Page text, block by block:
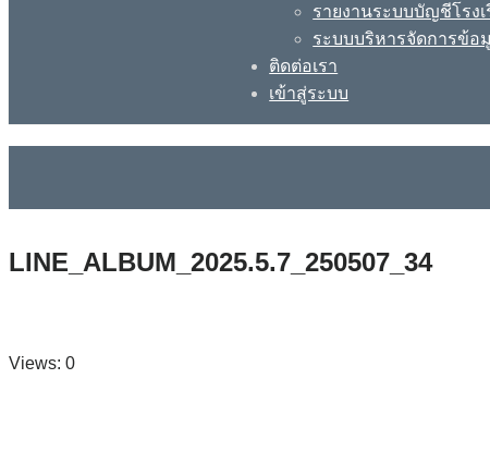
รายงานระบบบัญชีโรง
ระบบบริหารจัดการข้อ
ติดต่อเรา
เข้าสู่ระบบ
LINE_ALBUM_2025.5.7_250507_34
Views: 0